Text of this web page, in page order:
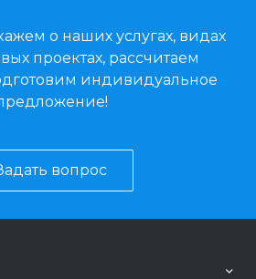
о наших услугах, видах
проектах, рассчитаем
индивидуальное
вопрос